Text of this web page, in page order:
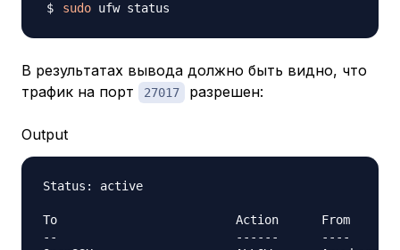
sudo
В результатах вывода должно быть видно, что
трафик на порт
27017 разрешен:
Output
Status: active
To                         Action      From
--                         ------      ----